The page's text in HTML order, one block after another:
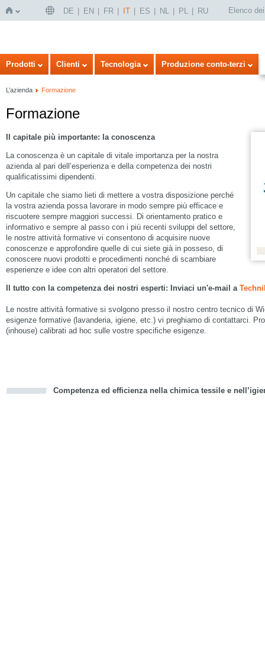
Home
DE EN FR IT ES NL PL RU Elenco
Prodotti Clienti Tecnologia Produzione conto-terzi
L’azienda Formazione
Formazione
Il capitale più importante: la conoscenza
La conoscenza è un capitale di vitale importanza per la nostra
azienda al pari dell’esperienza e della competenza dei nostri
qualificatissimi dipendenti.
Un capitale che siamo lieti di mettere a vostra disposizione perché
la vostra azienda possa lavorare in modo sempre più efficace e
riscuotere sempre maggiori successi. Di orientamento pratico e
informativo e sempre al passo con i più recenti sviluppi del settore,
le nostre attività formative vi consentono di acquisire nuove
conoscenze e approfondire quelle di cui siete già in posseso, di
conoscere nuovi prodotti e procedimenti nonché di scambiare
esperienze e idee con altri operatori del settore.
Il tutto con la competenza dei nostri esperti: Inviaci un'e-mail a
Le nostre attività formative si svolgono presso il nostro centro tecnico di
esigenze formative (lavanderia, igiene, etc.) vi preghiamo di contattarci.
(inhouse) calibrati ad hoc sulle vostre specifiche esigenze.
Competenza ed efficienza nella chimica tessile e